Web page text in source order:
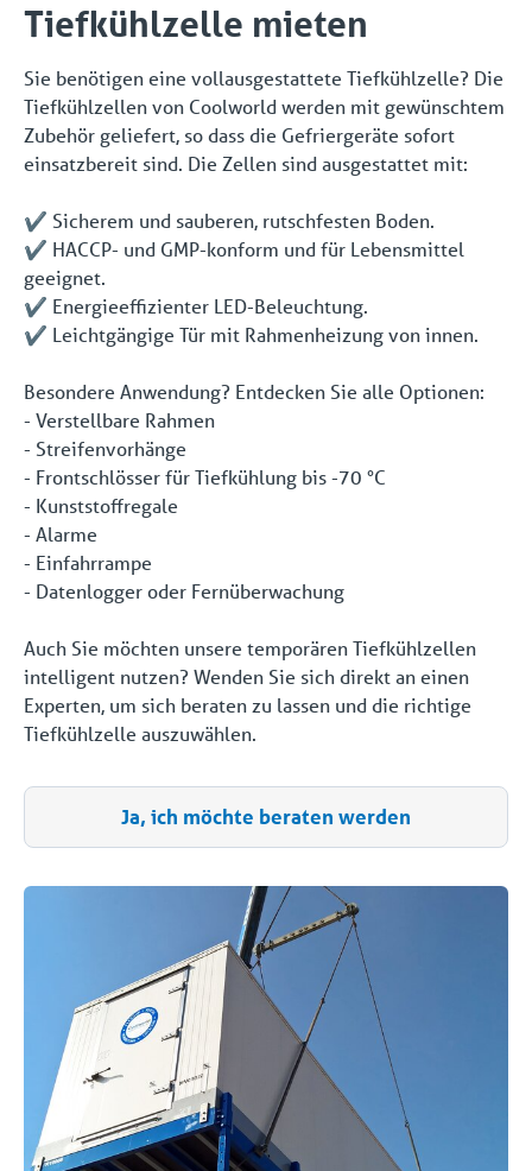
Tiefkühlzelle mieten
Sie benötigen eine vollausgestattete Tiefkühlzelle? Die
Tiefkühlzellen von Coolworld werden mit gewünschtem
Zubehör geliefert, so dass die Gefriergeräte sofort
einsatzbereit sind. Die Zellen sind ausgestattet mit:
✔️ Sicherem und sauberen, rutschfesten Boden.
✔️ HACCP- und GMP-konform und für Lebensmittel
geeignet.
✔️ Energieeffizienter LED-Beleuchtung.
✔️ Leichtgängige Tür mit Rahmenheizung von innen.
Besondere Anwendung? Entdecken Sie alle Optionen:
- Verstellbare Rahmen
- Streifenvorhänge
- Frontschlösser für Tiefkühlung bis -70 °C
- Kunststoffregale
- Alarme
- Einfahrrampe
- Datenlogger oder Fernüberwachung
Auch Sie möchten unsere temporären Tiefkühlzellen
intelligent nutzen? Wenden Sie sich direkt an einen
Experten, um sich beraten zu lassen und die richtige
Tiefkühlzelle auszuwählen.
Ja, ich möchte beraten werden